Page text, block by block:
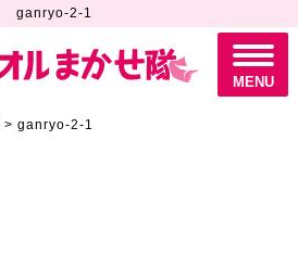
ganryo-2-1
M
E
N
U
MENU
> ganryo-2-1